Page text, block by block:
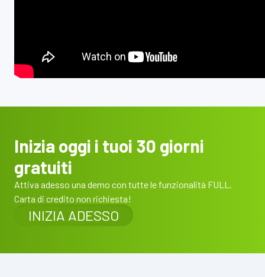
Inizia oggi i tuoi 30 giorni
gratuiti
Attiva adesso una demo con tutte le funzionalità FULL.
Carta di credito non richiesta!
INIZIA ADESSO